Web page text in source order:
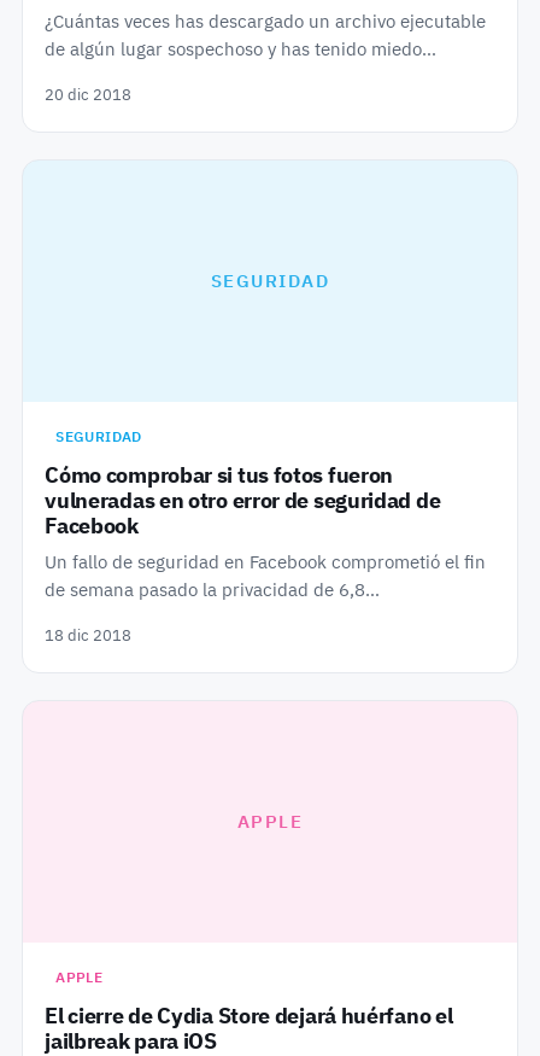
¿Cuántas veces has descargado un archivo ejecutable
de algún lugar sospechoso y has tenido miedo…
20 dic 2018
SEGURIDAD
SEGURIDAD
Cómo comprobar si tus fotos fueron
vulneradas en otro error de seguridad de
Facebook
Un fallo de seguridad en Facebook comprometió el fin
de semana pasado la privacidad de 6,8…
18 dic 2018
APPLE
APPLE
El cierre de Cydia Store dejará huérfano el
jailbreak para iOS